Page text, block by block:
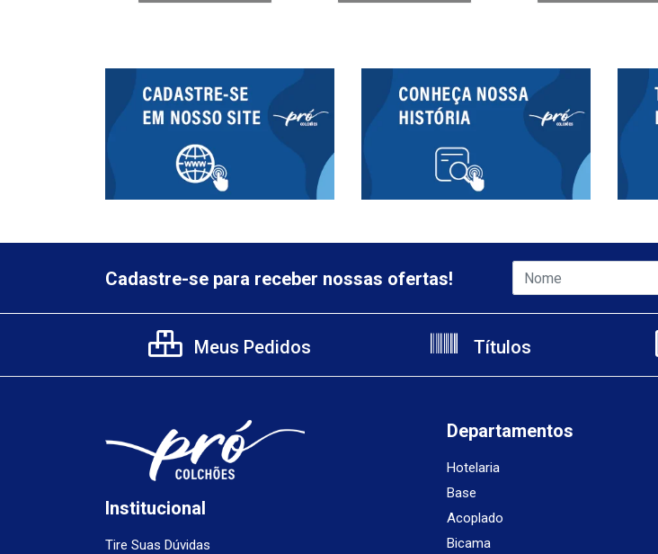
Cadastre-se para receber nossas ofertas!
Meus Pedidos Títulos
Institucional
Tire Suas Dúvidas
Departamentos
Hotelaria
Base
Acoplado
Bicama